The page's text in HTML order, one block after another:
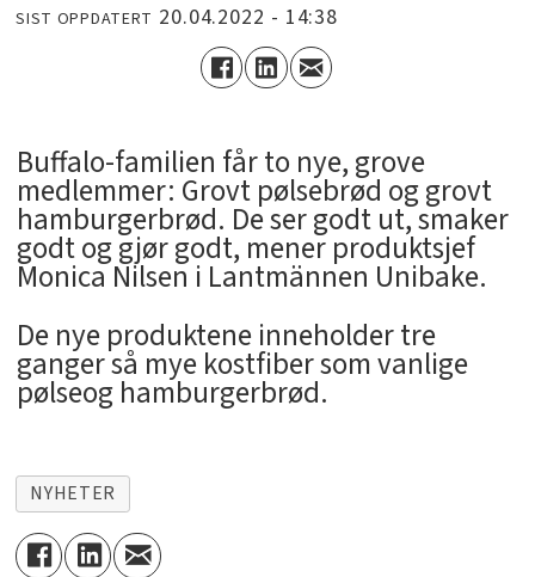
SIST OPPDATERT 20.04.2022 - 14:38
Buffalo-familien får to nye, grove
medlemmer: Grovt pølsebrød og grovt
hamburgerbrød. De ser godt ut, smaker
godt og gjør godt, mener produktsjef
Monica Nilsen i Lantmännen Unibake.
De nye produktene inneholder tre
ganger så mye kostfiber som vanlige
pølseog hamburgerbrød.
NYHETER